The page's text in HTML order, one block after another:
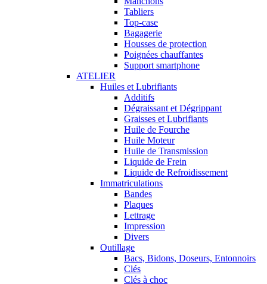
Tabliers
Top-case
Bagagerie
Housses de protection
Poignées chauffantes
Support smartphone
ATELIER
Huiles et Lubrifiants
Additifs
Dégraissant et Dégrippant
Graisses et Lubrifiants
Huile de Fourche
Huile Moteur
Huile de Transmission
Liquide de Frein
Liquide de Refroidissement
Immatriculations
Bandes
Plaques
Lettrage
Impression
Divers
Outillage
Bacs, Bidons, Doseurs, Entonnoirs
Clés
Clés à choc